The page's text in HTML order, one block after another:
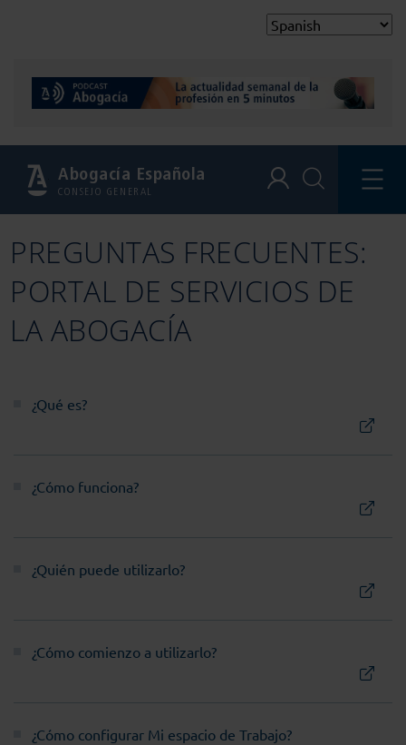
Abogacía Española
CONSEJO GENERAL
PREGUNTAS FRECUENTES:
PORTAL DE SERVICIOS DE
LA ABOGACÍA
¿Qué es?
¿Cómo funciona?
¿Quién puede utilizarlo?
¿Cómo comienzo a utilizarlo?
¿Cómo configurar Mi espacio de Trabajo?